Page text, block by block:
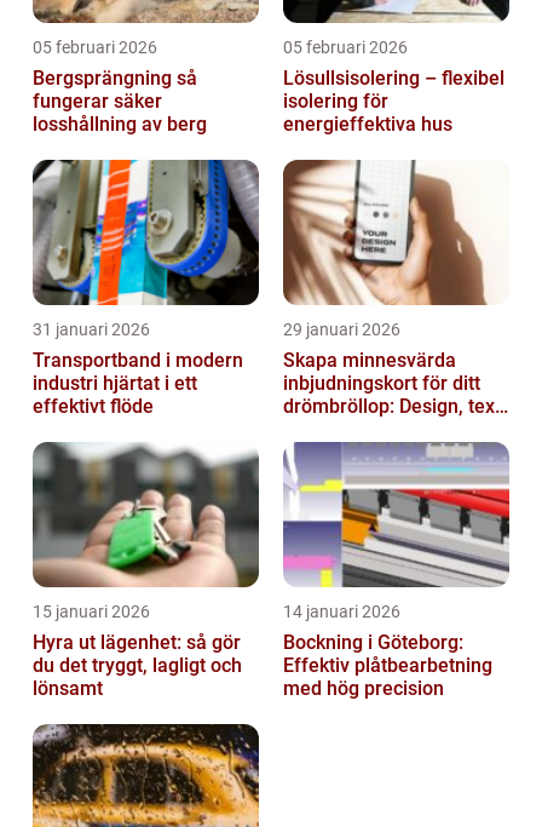
05 februari 2026
Bergsprängning så
fungerar säker
losshållning av berg
05 februari 2026
Lösullsisolering – flexibel
isolering för
energieffektiva hus
31 januari 2026
Transportband i modern
industri hjärtat i ett
effektivt flöde
29 januari 2026
Skapa minnesvärda
inbjudningskort för ditt
drömbröllop: Design, text
15 januari 2026
Hyra ut lägenhet: så gör
du det tryggt, lagligt och
lönsamt
14 januari 2026
Bockning i Göteborg:
Effektiv plåtbearbetning
med hög precision